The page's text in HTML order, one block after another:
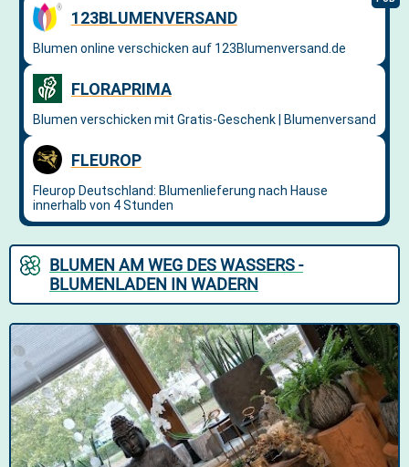
BLUMEN AM WEG DES WASSERS -
BLUMENLADEN IN WADERN